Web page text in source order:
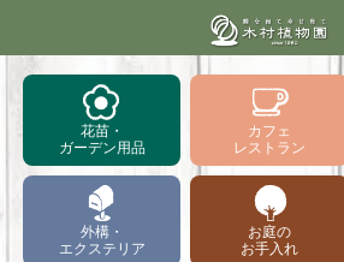
花苗・
ガーデン用品
カフェ
レストラン
外構・
エクステリア
お庭の
お手入れ